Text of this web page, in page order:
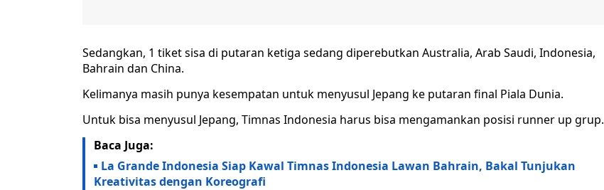
Sedangkan, 1 tiket sisa di putaran ketiga sedang diperebutkan Australia, Arab Saudi, Indonesia,
Bahrain dan China.
Kelimanya masih punya kesempatan untuk menyusul Jepang ke putaran final Piala Dunia.
Untuk bisa menyusul Jepang, Timnas Indonesia harus bisa mengamankan posisi runner up grup.
Baca Juga:
La Grande Indonesia Siap Kawal Timnas Indonesia Lawan Bahrain, Bakal Tunjukan
Kreativitas dengan Koreografi